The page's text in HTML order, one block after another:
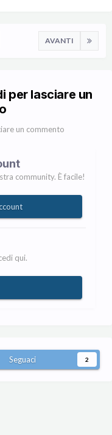
AVANTI
per lasciare un
un commento
community. È facile!
qui.
Seguaci 2